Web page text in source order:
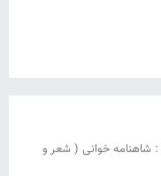
سبک اجرا شاهنامه : شاهنامه خوانی ( شعر و